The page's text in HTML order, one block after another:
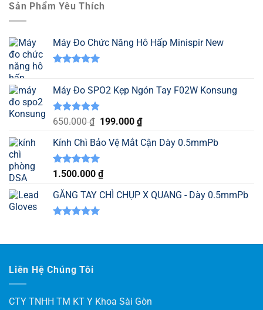
Sản Phẩm Yêu Thích
Máy Đo Chức Năng Hô Hấp Minispir New
5 sao
Máy Đo SPO2 Kẹp Ngón Tay F02W Konsung
Được xếp
5.00
5 sao
650.000₫ Giá
là:
650.000 ₫.
199.000 ₫Giá
tại
Kính Chì Bảo Vệ Mắt Cận Dày 0.5mmPb
Được xếp
5 sao
1.500.000 ₫
GĂNG TAY CHÌ CHỤP X QUANG - Dày 0.5mmPb
5 sao
Liên Hệ Chúng Tôi
CTY TNHH TM KT Y Khoa Sài Gòn